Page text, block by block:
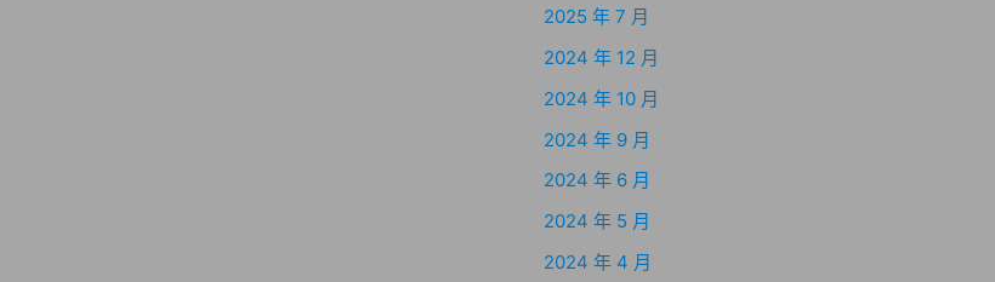
2025 年 7 月
2024 年 12 月
2024 年 10 月
2024 年 9 月
2024 年 6 月
2024 年 5 月
2024 年 4 月